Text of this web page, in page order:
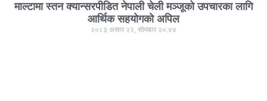
माल्टामा स्तन क्यान्सरपीडित नेपाली चेली मञ्जूको उपचारका लागि
आर्थिक सहयोगको अपिल
२०८३ असार २२, सोमबार २०:४४